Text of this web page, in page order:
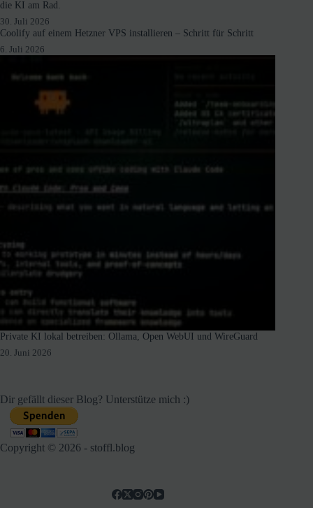
die KI am Rad.
30. Juli 2026
Coolify auf einem Hetzner VPS installieren – Schritt für Schritt
6. Juli 2026
Private KI lokal betreiben: Ollama, Open WebUI und WireGuard
20. Juni 2026
Dir gefällt dieser Blog? Unterstütze mich :)
Copyright © 2026 - stoffl.blog